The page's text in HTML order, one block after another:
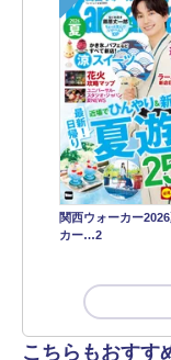
関西ウォーカー
カー…2
こちらもおすす